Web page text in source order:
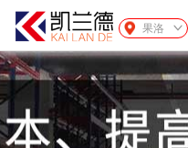
果洛